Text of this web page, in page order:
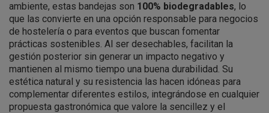
ambiente, estas bandejas son 100% biodegradables, lo
que las convierte en una opción responsable para negocios
de hostelería o para eventos que buscan fomentar
prácticas sostenibles. Al ser desechables, facilitan la
gestión posterior sin generar un impacto negativo y
mantienen al mismo tiempo una buena durabilidad. Su
estética natural y su resistencia las hacen idóneas para
complementar diferentes estilos, integrándose en cualquier
propuesta gastronómica que valore la sencillez y el